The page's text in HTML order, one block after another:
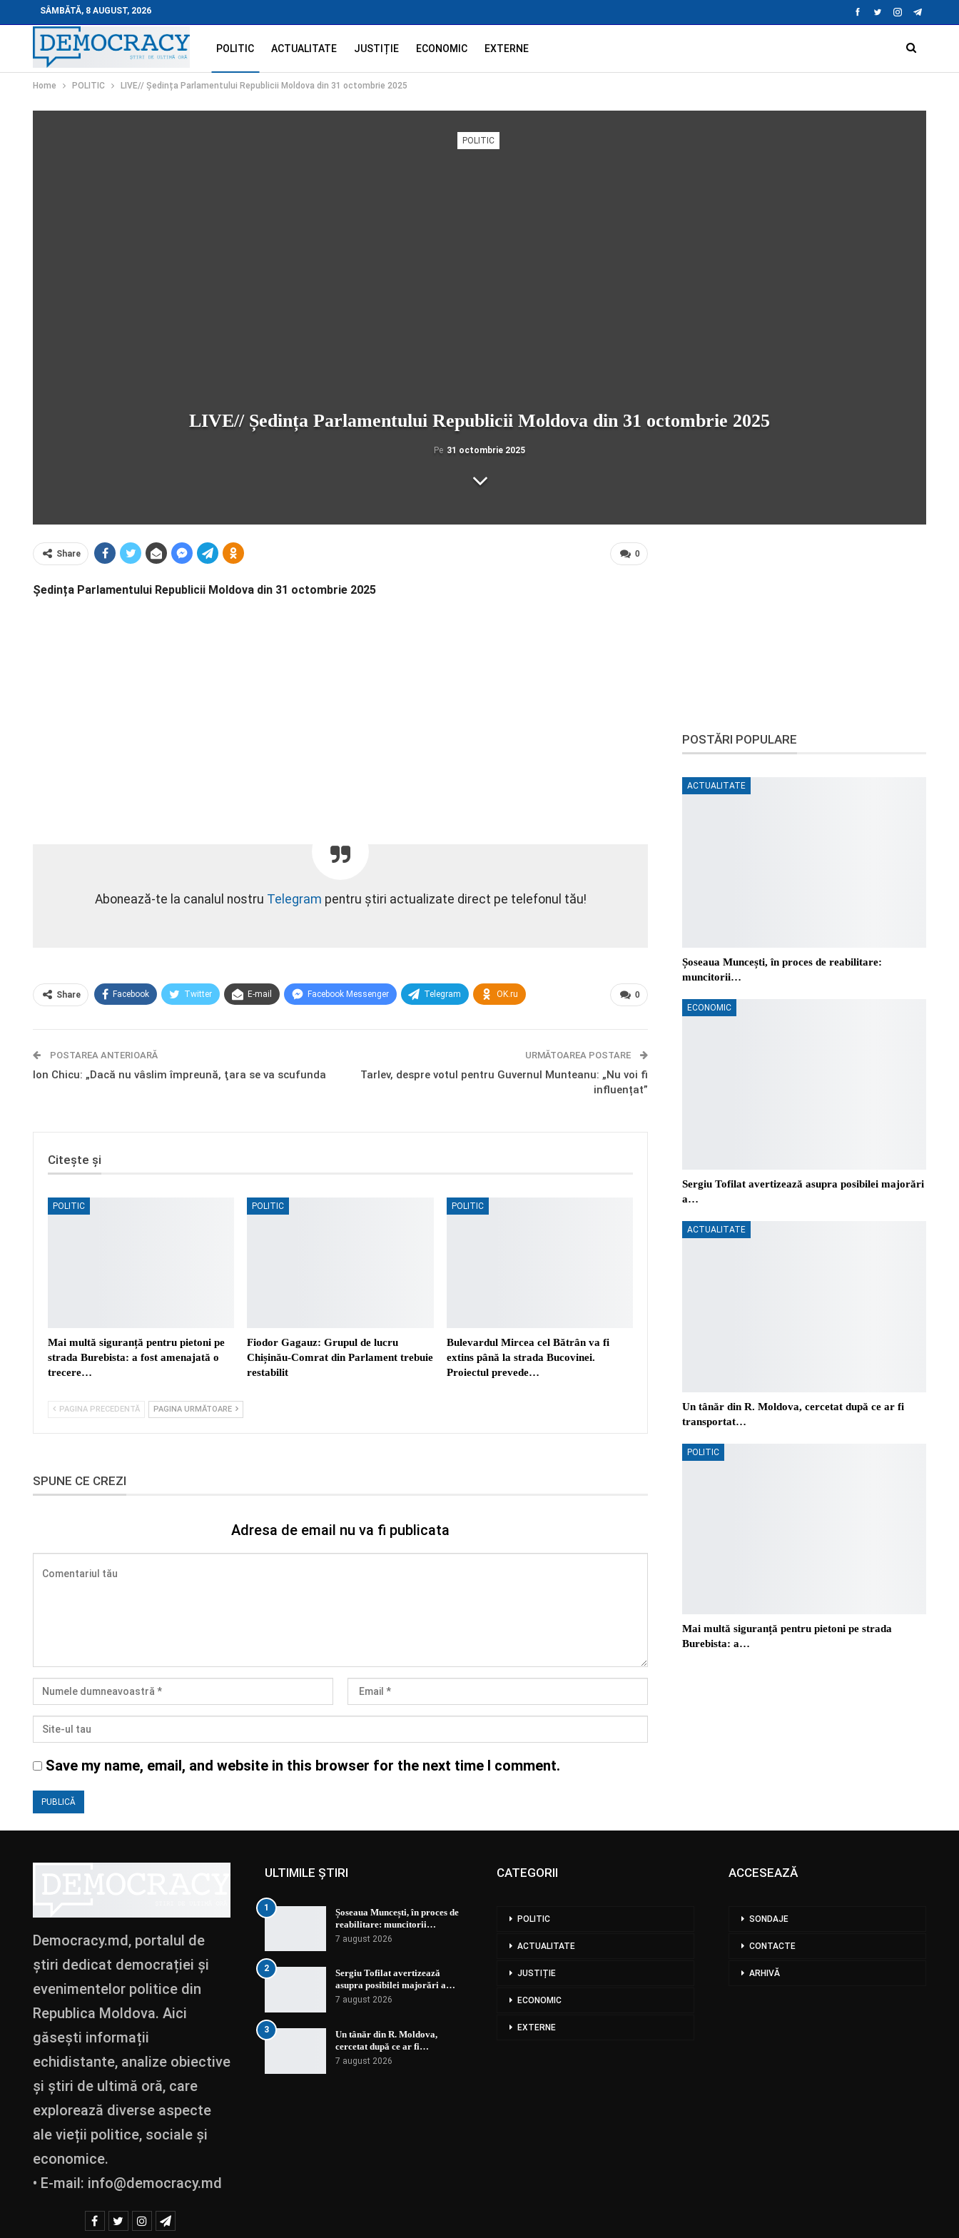
SÂMBĂTĂ, 8 AUGUST, 2026
POLITIC ACTUALITATE JUSTIȚIE ECONOMIC EXTERNE
Home POLITIC LIVE// Ședința Parlamentului Republicii Moldova din 31 octombrie 2025
POLITIC
LIVE// Ședința Parlamentului Republicii Moldova din 31 octombrie 2025
Pe 31 octombrie 2025
0
Share
Ședința Parlamentului Republicii Moldova din 31 octombrie 2025
Abonează-te la canalul nostru Telegram pentru știri actualizate direct pe telefonul tău!
0
Share Facebook Twitter E-mail Facebook Messenger Telegram OK.ru
POSTAREA ANTERIOARĂ
Ion Chicu: „Dacă nu vâslim împreună, ţara se va scufunda
URMĂTOAREA POSTARE
Tarlev, despre votul pentru Guvernul Munteanu: „Nu voi fi
influențat”
Citește și
POLITIC
Mai multă siguranță pentru pietoni pe
strada Burebista: a fost amenajată o
trecere…
POLITIC
Fiodor Gagauz: Grupul de lucru
Chișinău-Comrat din Parlament trebuie
restabilit
POLITIC
Bulevardul Mircea cel Bătrân va fi
extins până la strada Bucovinei.
Proiectul prevede…
PAGINA PRECEDENTĂ PAGINA URMĂTOARE
SPUNE CE CREZI
Adresa de email nu va fi publicata
Save my name, email, and website in this browser for the next time I comment.
POSTĂRI POPULARE
ACTUALITATE
Șoseaua Muncești, în proces de reabilitare:
muncitorii…
ECONOMIC
Sergiu Tofilat avertizează asupra posibilei majorări
a…
ACTUALITATE
Un tânăr din R. Moldova, cercetat după ce ar fi
transportat…
POLITIC
Mai multă siguranță pentru pietoni pe strada
Burebista: a…
Democracy.md, portalul de
știri dedicat democrației și
evenimentelor politice din
Republica Moldova. Aici
găsești informații
echidistante, analize obiective
și știri de ultimă oră, care
explorează diverse aspecte
ale vieții politice, sociale și
economice.
• E-mail: info@democracy.md
ULTIMILE ȘTIRI
1
Șoseaua Muncești, în proces de
reabilitare: muncitorii…
7 august 2026
2
Sergiu Tofilat avertizează
asupra posibilei majorări a…
7 august 2026
3
Un tânăr din R. Moldova,
cercetat după ce ar fi…
7 august 2026
CATEGORII
POLITIC
ACTUALITATE
JUSTIȚIE
ECONOMIC
EXTERNE
ACCESEAZĂ
SONDAJE
CONTACTE
ARHIVĂ